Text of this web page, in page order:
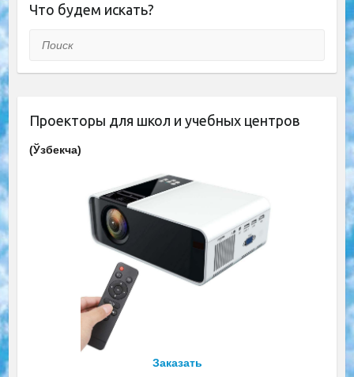
Что будем искать?
Поиск
Проекторы для школ и учебных центров
(Ўзбекча)
Заказать